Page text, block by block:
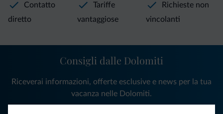
Contatto
diretto
Tariffe
vantaggiose
Richieste non
vincolanti
Consigli dalle Dolomiti
Riceverai informazioni, offerte esclusive e news per la tua
vacanza nelle Dolomiti.